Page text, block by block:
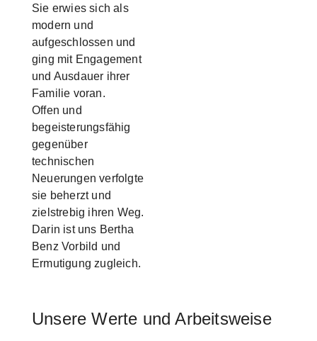
Sie erwies sich als
modern und
aufgeschlossen und
ging mit Engagement
und Ausdauer ihrer
Familie voran.
Offen und
begeisterungsfähig
gegenüber
technischen
Neuerungen verfolgte
sie beherzt und
zielstrebig ihren Weg.
Darin ist uns Bertha
Benz Vorbild und
Ermutigung zugleich.
Unsere Werte und Arbeitsweise